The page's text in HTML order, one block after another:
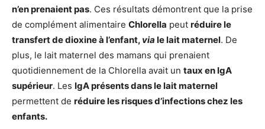
n’en prenaient pas. Ces résultats démontrent que la prise
de complément alimentaire Chlorella peut réduire le
transfert de dioxine à l’enfant, via le lait maternel. De
plus, le lait maternel des mamans qui prenaient
quotidiennement de la Chlorella avait un taux en IgA
supérieur. Les IgA présents dans le lait maternel
permettent de réduire les risques d’infections chez les
enfants.